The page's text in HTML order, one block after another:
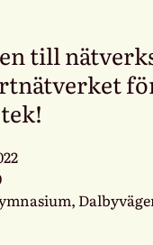
till